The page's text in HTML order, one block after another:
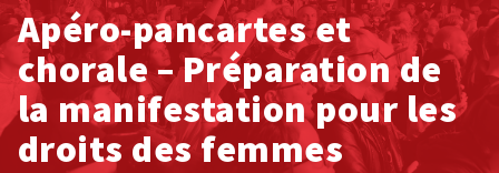
Apéro-pancartes et
chorale – Préparation de
la manifestation pour les
droits des femmes